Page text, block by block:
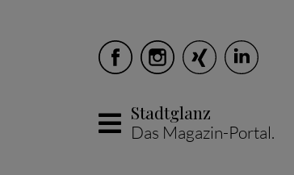
Stadtglanz
Das Magazin-Portal.